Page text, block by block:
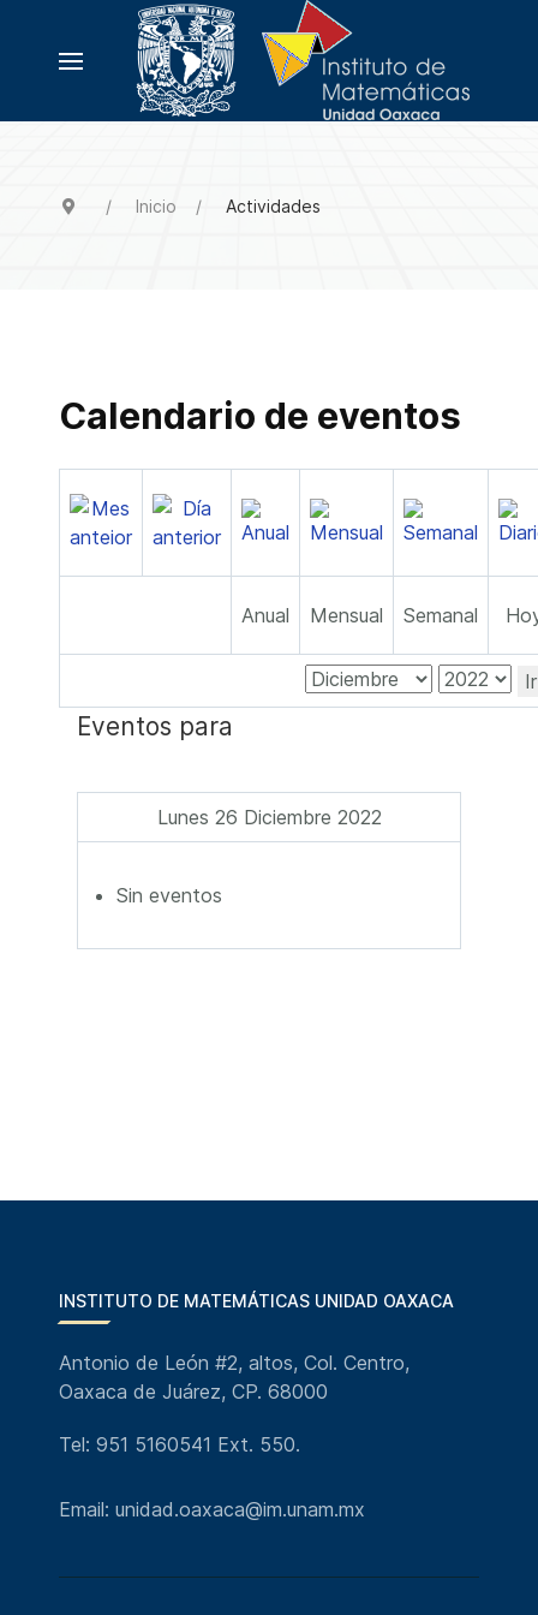
Inicio Actividades
Calendario de eventos
Anual Mensual Semanal
Eventos para
Lunes 26 Diciembre 2022
Sin eventos
INSTITUTO DE MATEMÁTICAS UNIDAD OAXACA
Antonio de León #2, altos, Col. Centro,
Oaxaca de Juárez, CP. 68000
Tel: 951 5160541 Ext. 550.
Email: unidad.oaxaca@im.unam.mx